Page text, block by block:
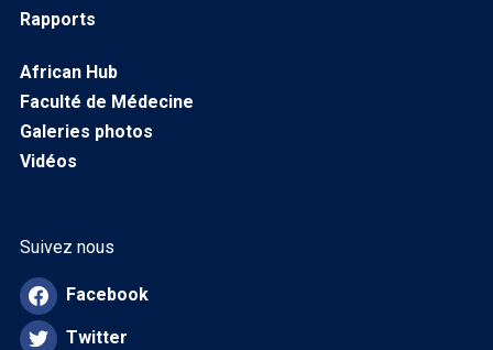
Rapports
African Hub
Faculté de Médecine
Galeries photos
Vidéos
Suivez nous
Facebook
Twitter